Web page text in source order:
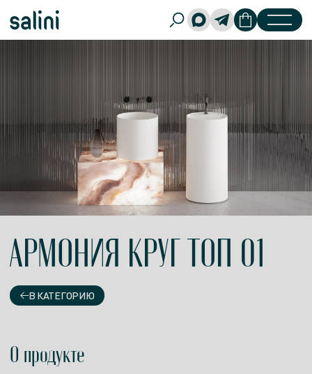
АРМОНИЯ КРУГ ТОП 01
В КАТЕГОРИЮ
О продукте